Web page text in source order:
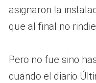
asignaron la
que al final no
Pero no fue sino
cuando el diario